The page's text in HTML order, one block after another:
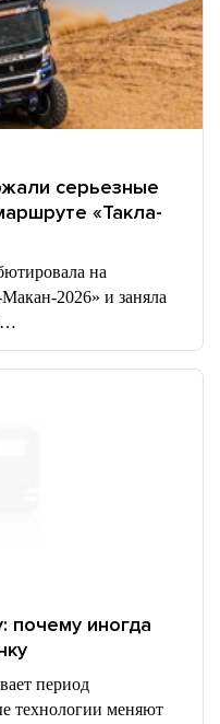
серьезные
«Такла-
на
2026» и заняла
иногда
период
технологии меняют